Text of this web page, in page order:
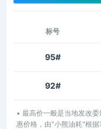
标号
95#
92#
• 最高价一般是当地发改
惠价格，由"小熊油耗"根据